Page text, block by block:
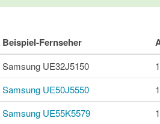
Beispiel-Fernseher
Samsung UE32J5150
Samsung UE50J5550
Samsung UE55K5579